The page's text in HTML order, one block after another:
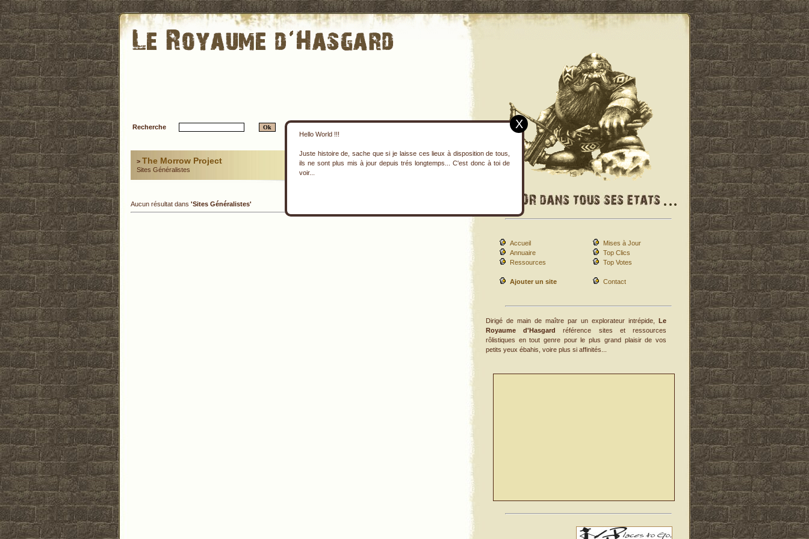
Hello World !!!
Juste histoire de, sache que si je laisse ces lieux à disposition de tous,
ils ne sont plus mis à jour depuis trés longtemps... C'est donc à toi de
voir...
X
Mises à Jour
Top Clics
Top Votes
Contact
Accueil
Annuaire
Ressources
Ajouter un site
Dirigé de main de maître par un explorateur intrépide, Le
Royaume d'Hasgard
référence sites et ressources
rôlistiques en tout genre pour le plus grand plaisir de vos
petits yeux ébahis, voire plus si affinités...
Recherche
> The Morrow Project
Sites Généralistes
Aucun résultat dans 'Sites Généralistes'